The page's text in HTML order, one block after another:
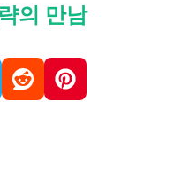
의 만남